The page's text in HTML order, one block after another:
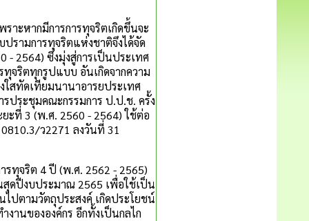
าะหากมีการการทุจริตเกิดขึ้นจะ
รามการทุจริตแห่งชาติจึงได้จัด
- 2564) ซึ่งมุ่งสู่การเป็นประเทศ
จริตทุกรูปแบบ อันเกิดจากความ
สทัดเทียมนานาอารยประเทศ
ประชุมคณะกรรมการ ป.ป.ช. ครั้ง
ะที่ 3 (พ.ศ. 2560 - 2564) ใช้ต่อ
ว2271 ลงวันที่ 31
รทุจริต 4 ปี (พ.ศ. 2562 - 2565)
สุดปีงบประมาณ 2565 เพื่อใช้เป็น
ปตามวัตถุประสงค์ เกิดประโยชน์
านขององค์กร อีกทั้งเป็นกลไก